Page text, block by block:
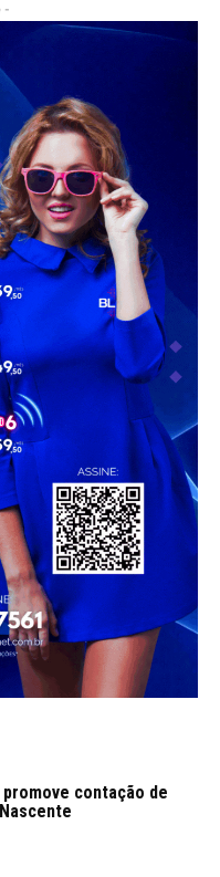
-
contação de